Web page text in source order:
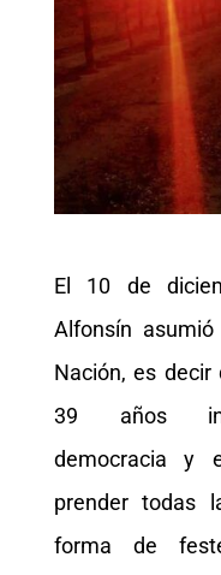
El 10 de
Alfonsín
Nación, es
39 años
democracia y
prender todas
forma de